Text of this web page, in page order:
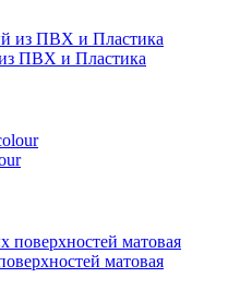
ПВХ и Пластика
матовая